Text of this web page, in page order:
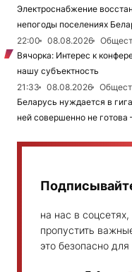
Электроснабжение
непогоды поселениях
22:00
08.08.2026
Вячорка: Интерес к
нашу субъектность
21:33
08.08.2026
Беларусь нуждается в
ней совершенно не
на нас в
пропустить
это безопасно для